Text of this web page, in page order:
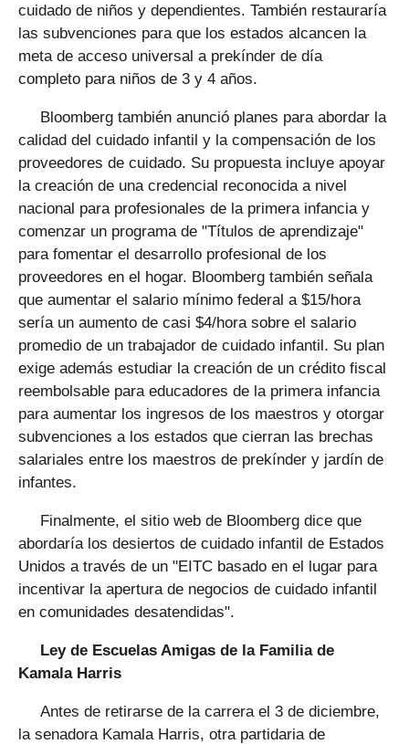
cuidado de niños y dependientes. También restauraría
las subvenciones para que los estados alcancen la
meta de acceso universal a prekínder de día
completo para niños de 3 y 4 años.
Bloomberg también anunció planes para abordar la
calidad del cuidado infantil y la compensación de los
proveedores de cuidado. Su propuesta incluye apoyar
la creación de una credencial reconocida a nivel
nacional para profesionales de la primera infancia y
comenzar un programa de "Títulos de aprendizaje"
para fomentar el desarrollo profesional de los
proveedores en el hogar. Bloomberg también señala
que aumentar el salario mínimo federal a $15/hora
sería un aumento de casi $4/hora sobre el salario
promedio de un trabajador de cuidado infantil. Su plan
exige además estudiar la creación de un crédito fiscal
reembolsable para educadores de la primera infancia
para aumentar los ingresos de los maestros y otorgar
subvenciones a los estados que cierran las brechas
salariales entre los maestros de prekínder y jardín de
infantes.
Finalmente, el sitio web de Bloomberg dice que
abordaría los desiertos de cuidado infantil de Estados
Unidos a través de un "EITC basado en el lugar para
incentivar la apertura de negocios de cuidado infantil
en comunidades desatendidas".
Ley de Escuelas Amigas de la Familia de
Kamala Harris
Antes de retirarse de la carrera el 3 de diciembre,
la senadora Kamala Harris, otra partidaria de